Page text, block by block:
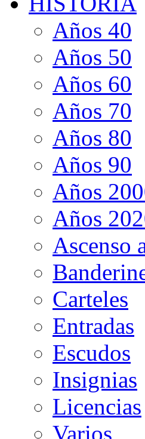
Años 40
Años 50
Años 60
Años 70
Años 80
Años 90
Años
Años
Ascenso
Carteles
Entradas
Escudos
Insignias
Licencias
Varios